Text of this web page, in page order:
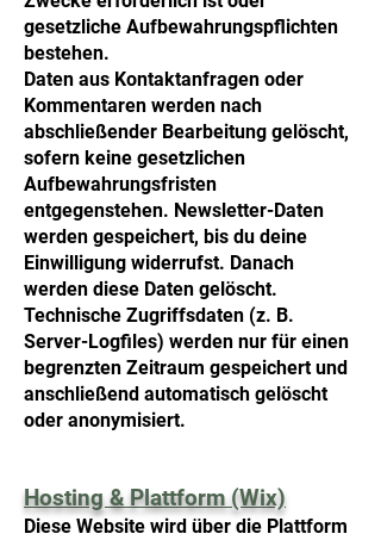
gesetzliche Aufbewahrungspflichten
bestehen.
Daten aus Kontaktanfragen oder
Kommentaren werden nach
abschließender Bearbeitung gelöscht,
sofern keine gesetzlichen
Aufbewahrungsfristen
entgegenstehen. Newsletter-Daten
werden gespeichert, bis du deine
Einwilligung widerrufst. Danach
werden diese Daten gelöscht.
Technische Zugriffsdaten (z. B.
Server-Logfiles) werden nur für einen
begrenzten Zeitraum gespeichert und
anschließend automatisch gelöscht
oder anonymisiert.
Hosting & Plattform (Wix)
Diese Website wird über die Plattform